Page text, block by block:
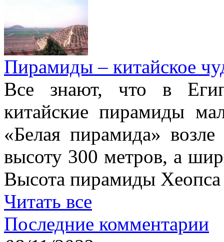
Пирамиды – китайское
Все знают, что в
китайские пирамиды
«Белая пирамида»
высоту 300 метров, а
Высота пирамиды Хеопса
Читать все
Последние комментарии